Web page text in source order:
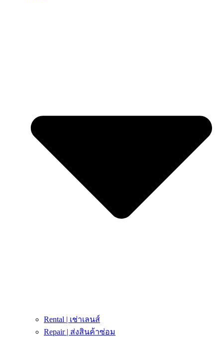
Rental | เช่าเลนส์
Repair | ส่งสินค้าซ่อม